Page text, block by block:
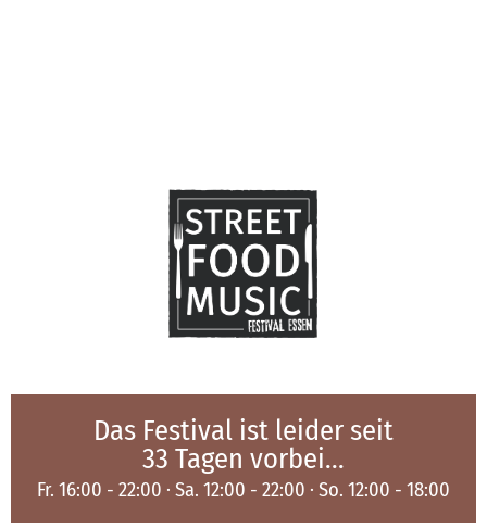
Das Festival ist leider seit
33 Tagen vorbei...
Fr. 16:00 - 22:00 · Sa. 12:00 - 22:00 · So. 12:00 - 18:00